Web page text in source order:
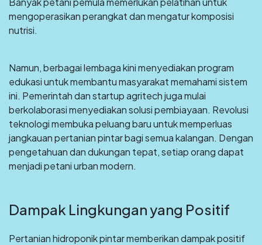
mengoperasikan perangkat dan mengatur komposisi
nutrisi.
Namun, berbagai lembaga kini menyediakan program
edukasi untuk membantu masyarakat memahami sistem
ini. Pemerintah dan startup agritech juga mulai
berkolaborasi menyediakan solusi pembiayaan. Revolusi
teknologi membuka peluang baru untuk memperluas
jangkauan pertanian pintar bagi semua kalangan. Dengan
pengetahuan dan dukungan tepat, setiap orang dapat
menjadi petani urban modern.
Dampak Lingkungan yang Positif
Pertanian hidroponik pintar memberikan dampak positif